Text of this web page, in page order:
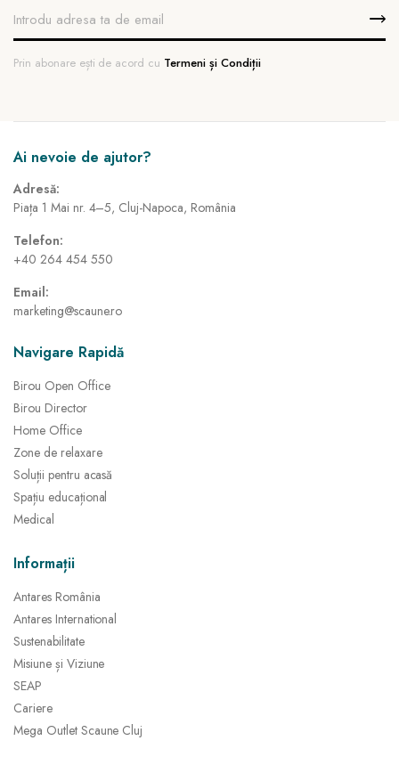
Prin abonare ești de acord cu Termeni și Condiții
Ai nevoie de ajutor?
Adresă:
Piața 1 Mai nr. 4–5, Cluj-Napoca, România
Telefon:
+40 264 454 550
Email:
marketing@scaune.ro
Navigare Rapidă
Birou Open Office
Birou Director
Home Office
Zone de relaxare
Soluții pentru acasă
Spațiu educațional
Medical
Informații
Antares România
Antares International
Sustenabilitate
Misiune și Viziune
SEAP
Cariere
Mega Outlet Scaune Cluj